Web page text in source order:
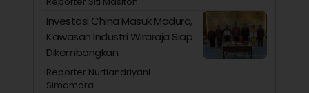
Investasi China Masuk Madura,
Kawasan Industri Wiraraja Siap
Dikembangkan
Reporter Nurtiandriyani
Simamora